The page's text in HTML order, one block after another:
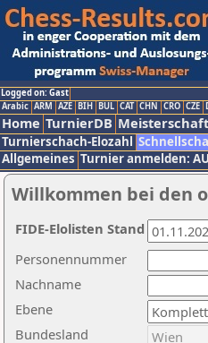
Logged on: Gast
Arabic ARM AZE BIH BUL CAT CHN CRO CZE
Home TurnierDB Meisterschaft
Turnierschach-Elozahl
Allgemeines Turnier anmelden:
Willkommen bei den
Nachname
Ebene
Personennummer
Bundesland
FIDE-Elolisten Stand